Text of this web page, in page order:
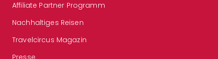
Affiliate Partner Programm
Nachhaltiges Reisen
Travelcircus Magazin
Presse